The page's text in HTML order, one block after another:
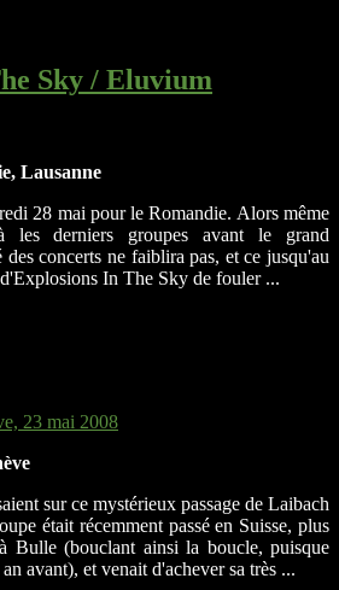
Sky / Eluvium
Lausanne
28 mai pour le Romandie. Alors même
derniers groupes avant le grand
des concerts ne faiblira pas, et ce jusqu'au
In The Sky de fouler ...
sur ce mystérieux passage de Laibach
était récemment passé en Suisse, plus
Bulle (bouclant ainsi la boucle, puisque
avant), et venait d'achever sa très ...